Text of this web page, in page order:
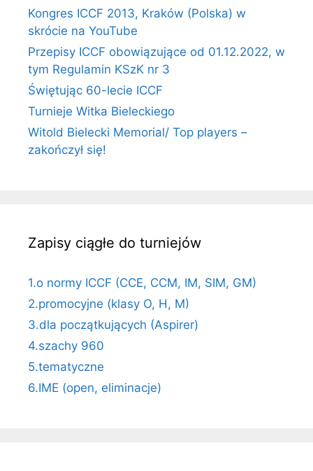
Kongres ICCF 2013, Kraków (Polska) w
skrócie na YouTube
Przepisy ICCF obowiązujące od 01.12.2022, w
tym Regulamin KSzK nr 3
Świętując 60-lecie ICCF
Turnieje Witka Bieleckiego
Witold Bielecki Memorial/ Top players –
zakończył się!
Zapisy ciągłe do turniejów
1.o normy ICCF (CCE, CCM, IM, SIM, GM)
2.promocyjne (klasy O, H, M)
3.dla początkujących (Aspirer)
4.szachy 960
5.tematyczne
6.IME (open, eliminacje)